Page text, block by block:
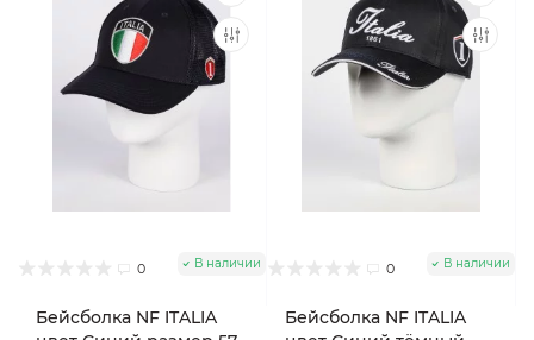
0 В наличии
Бейсболка NF ITALIA
0 В наличии
Бейсболка NF ITALIA